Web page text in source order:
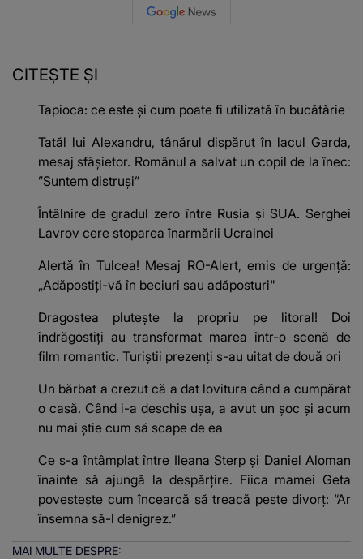
CITEȘTE ȘI
Tapioca: ce este și cum poate fi utilizată în bucătărie
Tatăl lui Alexandru, tânărul dispărut în lacul Garda,
mesaj sfâșietor. Românul a salvat un copil de la înec:
”Suntem distruși”
Întâlnire de gradul zero între Rusia și SUA. Serghei
Lavrov cere stoparea înarmării Ucrainei
Alertă în Tulcea! Mesaj RO-Alert, emis de urgență:
„Adăpostiţi-vă în beciuri sau adăposturi"
Dragostea plutește la propriu pe litoral! Doi
îndrăgostiți au transformat marea într-o scenă de
film romantic. Turiștii prezenți s-au uitat de două ori
Un bărbat a crezut că a dat lovitura când a cumpărat
o casă. Când i-a deschis ușa, a avut un șoc și acum
nu mai știe cum să scape de ea
Ce s-a întâmplat între Ileana Sterp și Daniel Aloman
înainte să ajungă la despărțire. Fiica mamei Geta
povestește cum încearcă să treacă peste divorț: “Ar
însemna să-l denigrez.”
MAI MULTE DESPRE: